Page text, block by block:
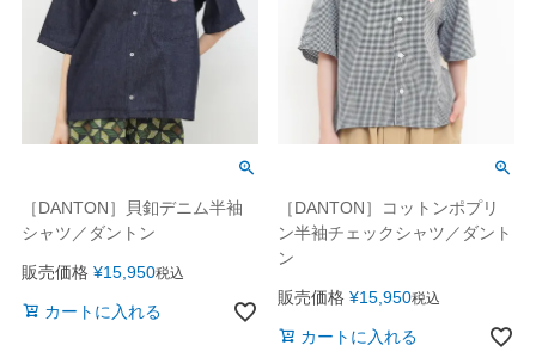
［DANTON］貝釦デニム半袖
シャツ／ダントン
販売価格 ¥15,950税込
カートに入れる
［DANTON］コットンポプリ
ン半袖チェックシャツ／ダント
ン
販売価格 ¥15,950税込
カートに入れる